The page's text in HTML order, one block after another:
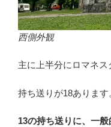
西側外観
主に上半分にロマネス
持ち送りが18あります
13の持ち送りに、一